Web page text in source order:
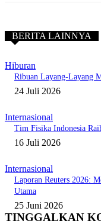
BERITA LAINNYA
Hiburan
Ribuan Layang-Layang
24 Juli 2026
Internasional
Tim Fisika Indonesia
16 Juli 2026
Internasional
Laporan Reuters 2026:
Utama
25 Juni 2026
TINGGALKAN